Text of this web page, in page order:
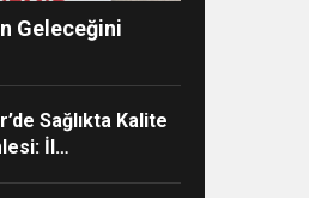
Geleceğini
Sağlıkta Kalite
İl